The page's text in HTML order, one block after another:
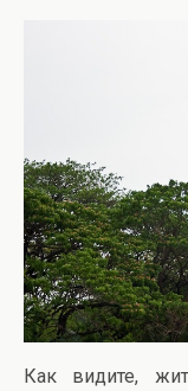
Как видите,